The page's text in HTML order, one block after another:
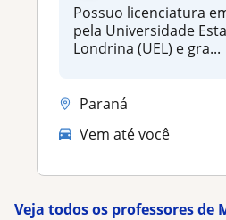
Possuo licenciatura
pela Universidade
Londrina (UEL) e gra...
Paraná
Vem até você
Veja todos os professores de